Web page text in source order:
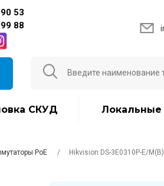
53
88
СКУД Локальные
PoE Hikvision DS-3E0310P-E/M(B)